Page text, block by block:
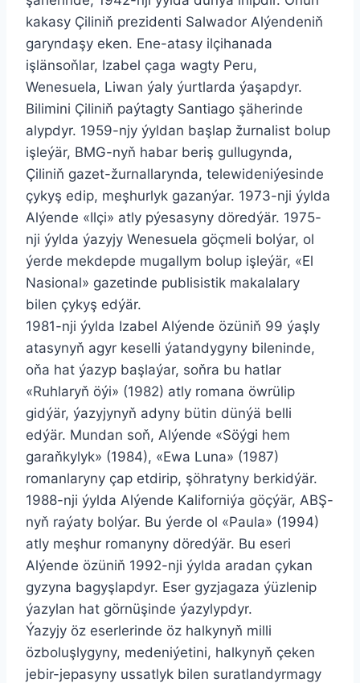
kakasy Çiliniň prezidenti Salwador Alýendeniň
garyndaşy eken. Ene-atasy ilçihanada
işlänsoňlar, Izabel çaga wagty Peru,
Wenesuela, Liwan ýaly ýurtlarda ýaşapdyr.
Bilimini Çiliniň paýtagty Santiago şäherinde
alypdyr. 1959-njy ýyldan başlap žurnalist bolup
işleýär, BMG-nyň habar beriş gullugynda,
Çiliniň gazet-žurnallarynda, telewideniýesinde
çykyş edip, meşhurlyk gazanýar. 1973-nji ýylda
Alýende «Ilçi» atly pýesasyny döredýär. 1975-
nji ýylda ýazyjy Wenesuela göçmeli bolýar, ol
ýerde mekdepde mugallym bolup işleýär, «El
Nasional» gazetinde publisistik makalalary
bilen çykyş edýär.
1981-nji ýylda Izabel Alýende özüniň 99 ýaşly
atasynyň agyr keselli ýatandygyny bileninde,
oňa hat ýazyp başlaýar, soňra bu hatlar
«Ruhlaryň öýi» (1982) atly romana öwrülip
gidýär, ýazyjynyň adyny bütin dünýä belli
edýär. Mundan soň, Alýende «Söýgi hem
garaňkylyk» (1984), «Ewa Luna» (1987)
romanlaryny çap etdirip, şöhratyny berkidýär.
1988-nji ýylda Alýende Kaliforniýa göçýär, ABŞ-
nyň raýaty bolýar. Bu ýerde ol «Paula» (1994)
atly meşhur romanyny döredýär. Bu eseri
Alýende özüniň 1992-nji ýylda aradan çykan
gyzyna bagyşlapdyr. Eser gyzjagaza ýüzlenip
ýazylan hat görnüşinde ýazylypdyr.
Ýazyjy öz eserlerinde öz halkynyň milli
özboluşlygyny, medeniýetini, halkynyň çeken
jebir-jepasyny ussatlyk bilen suratlandyrmagy